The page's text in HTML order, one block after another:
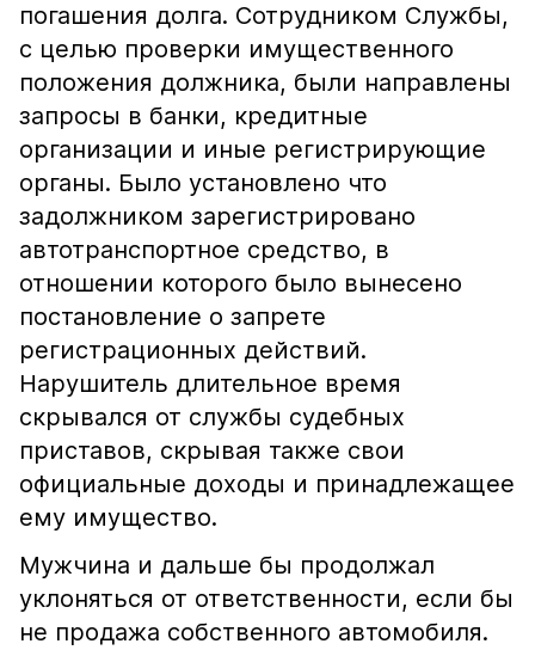
погашения долга. Сотрудником Службы,
с целью проверки имущественного
положения должника, были направлены
запросы в банки, кредитные
организации и иные регистрирующие
органы. Было установлено что
задолжником зарегистрировано
автотранспортное средство, в
отношении которого было вынесено
постановление о запрете
регистрационных действий.
Нарушитель длительное время
скрывался от службы судебных
приставов, скрывая также свои
официальные доходы и принадлежащее
ему имущество.
Мужчина и дальше бы продолжал
уклоняться от ответственности, если бы
не продажа собственного автомобиля.